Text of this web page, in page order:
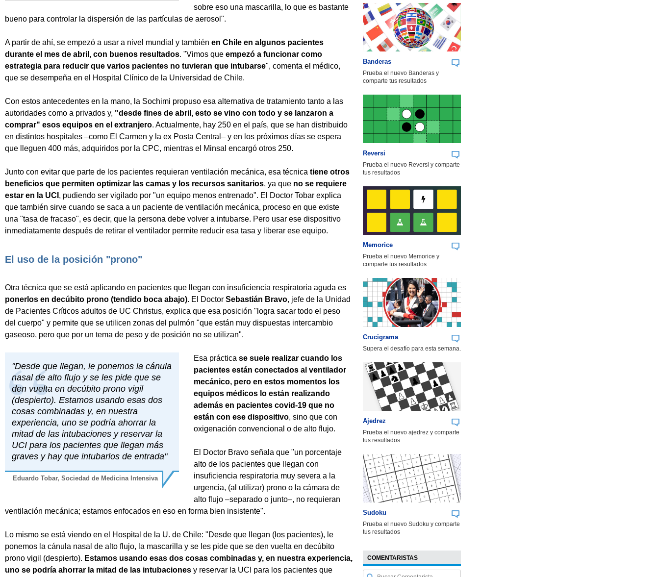
sobre eso una mascarilla, lo que es bastante
bueno para controlar la dispersión de las partículas de aerosol".
A partir de ahí, se empezó a usar a nivel mundial y también en Chile en algunos pacientes
durante el mes de abril, con buenos resultados. "Vimos que empezó a funcionar como
estrategia para reducir que varios pacientes no tuvieran que intubarse", comenta el médico,
que se desempeña en el Hospital Clínico de la Universidad de Chile.
Con estos antecedentes en la mano, la Sochimi propuso esa alternativa de tratamiento tanto a las
autoridades como a privados y, "desde fines de abril, esto se vino con todo y se lanzaron a
comprar" esos equipos en el extranjero. Actualmente, hay 250 en el país, que se han distribuido
en distintos hospitales –como El Carmen y la ex Posta Central– y en los próximos días se espera
que lleguen 400 más, adquiridos por la CPC, mientras el Minsal encargó otros 250.
Junto con evitar que parte de los pacientes requieran ventilación mecánica, esa técnica tiene otros
beneficios que permiten optimizar las camas y los recursos sanitarios, ya que no se requiere
estar en la UCI , pudiendo ser vigilado por "un equipo menos entrenado". El Doctor Tobar explica
que también sirve cuando se saca a un paciente de ventilación mecánica, proceso en que existe
una "tasa de fracaso", es decir, que la persona debe volver a intubarse. Pero usar ese dispositivo
inmediatamente después de retirar el ventilador permite reducir esa tasa y liberar ese equipo.
El uso de la posición "prono"
Otra técnica que se está aplicando en pacientes que llegan con insuficiencia respiratoria aguda es
ponerlos en decúbito prono (tendido boca abajo). El Doctor Sebastián Bravo, jefe de la Unidad
de Pacientes Críticos adultos de UC Christus, explica que esa posición "logra sacar todo el peso
del cuerpo" y permite que se utilicen zonas del pulmón "que están muy dispuestas intercambio
gaseoso, pero que por un tema de peso y de posición no se utilizan".
"Desde que llegan, le ponemos la cánula
nasal de alto flujo y se les pide que se
den vuelta en decúbito prono vigil
(despierto). Estamos usando esas dos
cosas combinadas y, en nuestra
experiencia, uno se podría ahorrar la
mitad de las intubaciones y reservar la
UCI para los pacientes que llegan más
graves y hay que intubarlos de entrada"
Eduardo Tobar, Sociedad de Medicina Intensiva
Esa práctica se suele realizar cuando los
pacientes están conectados al ventilador
mecánico, pero en estos momentos los
equipos médicos lo están realizando
además en pacientes covid-19 que no
están con ese dispositivo, sino que con
oxigenación convencional o de alto flujo.
El Doctor Bravo señala que "un porcentaje
alto de los pacientes que llegan con
insuficiencia respiratoria muy severa a la
urgencia, (al utilizar) prono o la cámara de
alto flujo –separado o junto–, no requieran
ventilación mecánica; estamos enfocados en eso en forma bien insistente".
Lo mismo se está viendo en el Hospital de la U. de Chile: "Desde que llegan (los pacientes), le
ponemos la cánula nasal de alto flujo, la mascarilla y se les pide que se den vuelta en decúbito
prono vigil (despierto). Estamos usando esas dos cosas combinadas y, en nuestra experiencia,
uno se podría ahorrar la mitad de las intubaciones y reservar la UCI para los pacientes que
Banderas
Prueba el nuevo Banderas y
comparte tus resultados
Reversi
Prueba el nuevo Reversi y comparte
tus resultados
Memorice
Prueba el nuevo Memorice y
comparte tus resultados
Crucigrama
Supera el desafío para esta semana.
Ajedrez
Prueba el nuevo ajedrez y comparte
tus resultados
Sudoku
Prueba el nuevo Sudoku y comparte
tus resultados
COMENTARISTAS